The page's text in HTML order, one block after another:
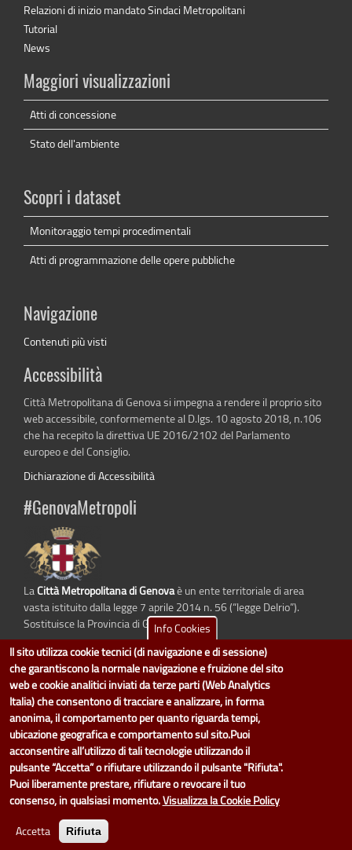
Relazioni di inizio mandato Sindaci Metropolitani
Tutorial
News
Maggiori visualizzazioni
Atti di concessione
Stato dell'ambiente
Scopri i dataset
Monitoraggio tempi procedimentali
Atti di programmazione delle opere pubbliche
Navigazione
Contenuti più visti
Accessibilità
Città Metropolitana di Genova si impegna a rendere il proprio sito
web accessibile, conformemente al D.lgs. 10 agosto 2018, n.106
che ha recepito la direttiva UE 2016/2102 del Parlamento
europeo e del Consiglio.
Dichiarazione di Accessibilità
#GenovaMetropoli
LaCittà Metropolitana di Genovaè un ente territoriale di area
vasta istituito dalla legge 7 aprile 2014 n. 56 (“legge Delrio”).
Sostituisce la Provincia di Genova.
dati.cittametropolitana.genova.itè il progetto "Open Data" della
Metropolitana di Genova.
Il design e la gestione sono a cura del Servizio Sistemi Informativi. Ogni
Direzione è responsabile per la parte di "dati" e "dataset".
accedi (area riservata)|contatti|privacy|Statistiche
Info Cookies
Il sito utilizza cookie tecnici (di navigazione e di sessione)
che garantiscono la normale navigazione e fruizione del sito
web e cookie analitici inviati da terze parti (Web Analytics
Italia) che consentono di tracciare e analizzare, in forma
anonima, il comportamento per quanto riguarda tempi,
ubicazione geografica e comportamento sul sito.Puoi
acconsentire all’utilizzo di tali tecnologie utilizzando il
pulsante “Accetta” o rifiutare utilizzando il pulsante "Rifiuta".
Puoi liberamente prestare, rifiutare o revocare il tuo
consenso, in qualsiasi momento.Visualizza la Cookie Policy
Accetta Rifiuta